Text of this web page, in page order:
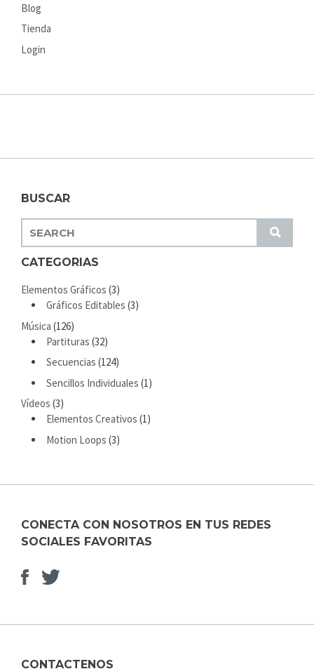
Blog
Tienda
Login
BUSCAR
S
U
E
A
C
F
CATEGORIAS
Elementos Gráficos (3)
Gráficos Editables (3)
Música (126)
Partituras (32)
Secuencias (124)
Sencillos Individuales (1)
Vídeos (3)
Elementos Creativos (1)
Motion Loops (3)
CONECTA CON NOSOTROS EN TUS REDES
SOCIALES FAVORITAS
Facebook
Elemento
CONTACTENOS